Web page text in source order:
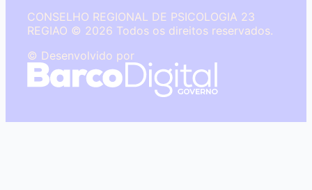
CONSELHO REGIONAL DE PSICOLOGIA 23
REGIAO © 2026 Todos os direitos reservados.
© Desenvolvido por